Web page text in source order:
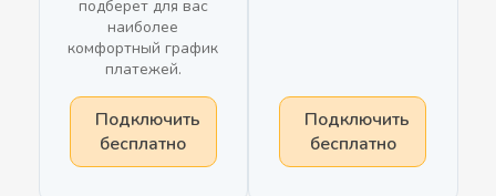
подберет для вас
наиболее
комфортный график
платежей.
Подключить
бесплатно
Подключить
бесплатно